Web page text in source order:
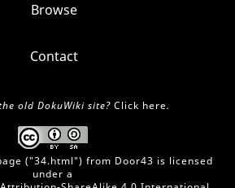
Browse
Contact
old DokuWiki site? Click here.
("34.html") from Door43 is licensed
under a